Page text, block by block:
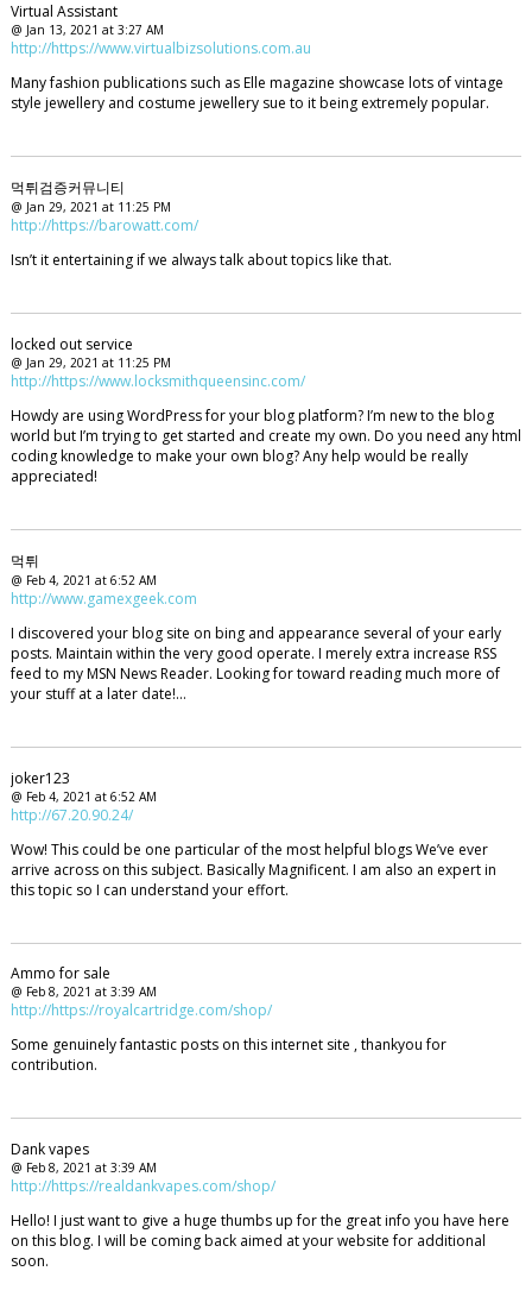
Virtual Assistant
@ Jan 13, 2021 at 3:27 AM
http://https://www.virtualbizsolutions.com.au
Many fashion publications such as Elle magazine showcase lots of vintage
style jewellery and costume jewellery sue to it being extremely popular.
먹튀검증커뮤니티
@ Jan 29, 2021 at 11:25 PM
http://https://barowatt.com/
Isn’t it entertaining if we always talk about topics like that.
locked out service
@ Jan 29, 2021 at 11:25 PM
http://https://www.locksmithqueensinc.com/
Howdy are using WordPress for your blog platform? I’m new to the blog
world but I’m trying to get started and create my own. Do you need any html
coding knowledge to make your own blog? Any help would be really
appreciated!
먹튀
@ Feb 4, 2021 at 6:52 AM
http://www.gamexgeek.com
I discovered your blog site on bing and appearance several of your early
posts. Maintain within the very good operate. I merely extra increase RSS
feed to my MSN News Reader. Looking for toward reading much more of
your stuff at a later date!…
joker123
@ Feb 4, 2021 at 6:52 AM
http://67.20.90.24/
Wow! This could be one particular of the most helpful blogs We’ve ever
arrive across on this subject. Basically Magnificent. I am also an expert in
this topic so I can understand your effort.
Ammo for sale
@ Feb 8, 2021 at 3:39 AM
http://https://royalcartridge.com/shop/
Some genuinely fantastic posts on this internet site , thankyou for
contribution.
Dank vapes
@ Feb 8, 2021 at 3:39 AM
http://https://realdankvapes.com/shop/
Hello! I just want to give a huge thumbs up for the great info you have here
on this blog. I will be coming back aimed at your website for additional
soon.